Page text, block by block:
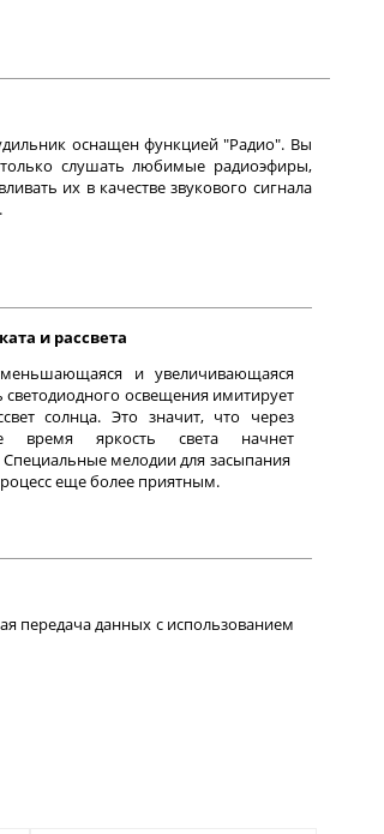
оснащен функцией "Радио". Вы
слушать любимые радиоэфиры,
их в качестве звукового сигнала
и рассвета
и увеличивающаяся
светодиодного освещения имитирует
солнца. Это значит, что через
время яркость света начнет
мелодии для засыпания
еще более приятным.
передача данных с использованием